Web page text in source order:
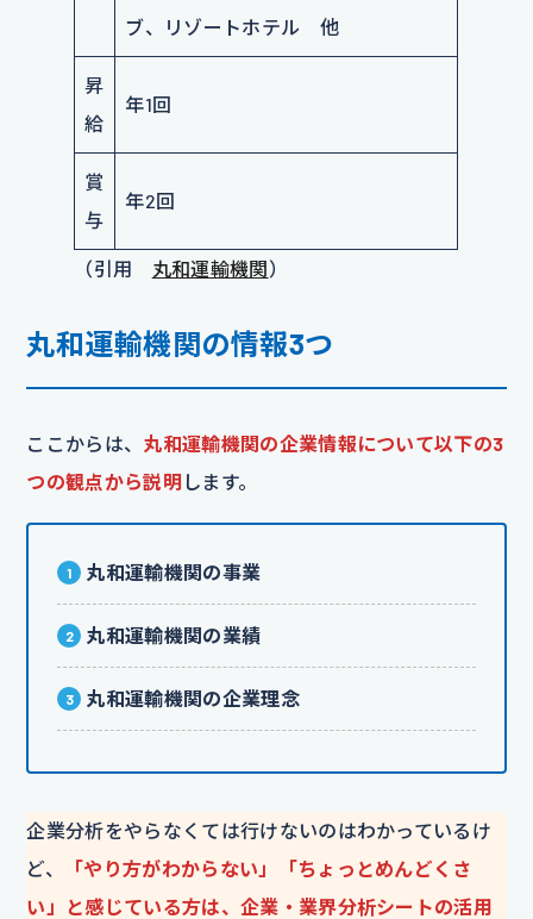
ブ、リゾートホテル 他
昇
給
年1回
賞
与
年2回
（引用 丸和運輸機関）
丸和運輸機関の情報3つ
ここからは、 丸和運輸機関の企業情報について以下の3
つの観点から説明 します。
丸和運輸機関の事業
丸和運輸機関の業績
丸和運輸機関の企業理念
企業分析をやらなくては行けないのはわかっているけ
ど、
「やり方がわからない」「ちょっとめんどくさ
い」と感じている方は、企業・業界分析シートの活用